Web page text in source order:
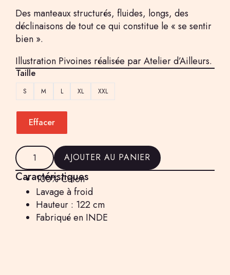
Des manteaux structurés, fluides, longs, des
déclinaisons de tout ce qui constitue le « se sentir
bien ».
Illustration Pivoines réalisée par Atelier d’Ailleurs.
Taille
S M L XL XXL
Effacer
quantité
de
Veste
noire
Pivoine
AJOUTER AU PANIER
Caractéristiques
100% Coton
Lavage à froid
Hauteur : 122 cm
Fabriqué en INDE